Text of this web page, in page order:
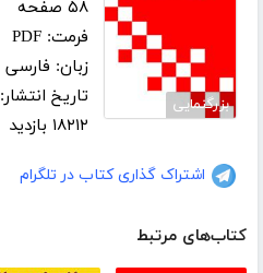
بزرگنمایی
۵۸ صفحه
فرمت: PDF
زبان: فارسی
تاریخ انتشار: ۱۲ آبان ۱۳۹۲
۱۸۲۱۲ بازدید
اشتراک گذاری کتاب در تلگرام
کتاب‌های مرتبط